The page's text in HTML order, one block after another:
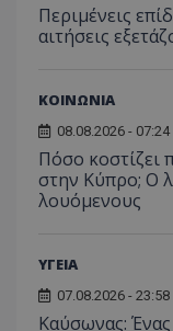
Περιμένεις
αιτήσεις
ΚΟΙΝΩΝΙΑ
08.08.2026 - 07:24
Πόσο κοστίζει
στην Κύπρο; Ο
λουόμενους
ΥΓΕΙΑ
07.08.2026 - 23:58
Kαύσωνας: